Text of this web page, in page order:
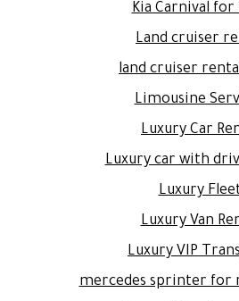
Kia Carnival
Land cruiser
land cruiser
Limousine
Luxury Car
Luxury car with
Luxury
Luxury Van
Luxury VIP
mercedes sprinter for